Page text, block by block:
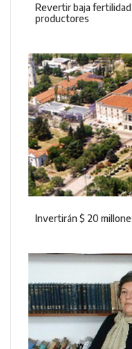
Revertir baja fertilidad
productores
Invertirán $ 20